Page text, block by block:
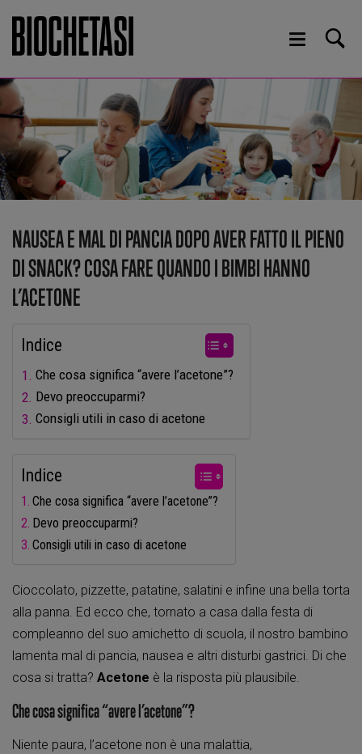
NAUSEA E MAL DI PANCIA DOPO AVER FATTO IL PIENO
DI SNACK? COSA FARE QUANDO I BIMBI HANNO
L’ACETONE
Indice
Che cosa significa “avere l’acetone”?
Devo preoccuparmi?
Consigli utili in caso di acetone
Indice
Che cosa significa “avere l’acetone”?
Devo preoccuparmi?
Consigli utili in caso di acetone
Cioccolato, pizzette, patatine, salatini e infine una bella torta
alla panna. Ed ecco che, tornato a casa dalla festa di
compleanno del suo amichetto di scuola, il nostro bambino
lamenta mal di pancia, nausea e altri disturbi gastrici. Di che
cosa si tratta? Acetone è la risposta più plausibile.
Che cosa significa “avere l’acetone”?
Niente paura, l’acetone non è una malattia,